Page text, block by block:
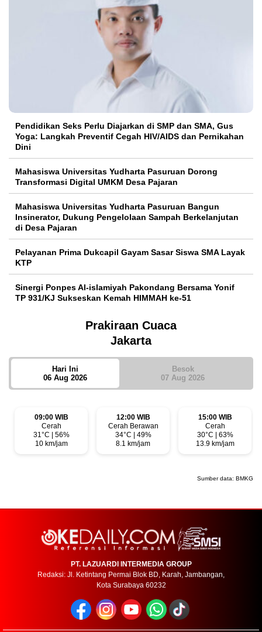
Pendidikan Seks Perlu Diajarkan di SMP dan SMA, Gus
Yoga: Langkah Preventif Cegah HIV/AIDS dan Pernikahan
Dini
Mahasiswa Universitas Yudharta Pasuruan Dorong
Transformasi Digital UMKM Desa Pajaran
Mahasiswa Universitas Yudharta Pasuruan Bangun
Insinerator, Dukung Pengelolaan Sampah Berkelanjutan
di Desa Pajaran
Pelayanan Prima Dukcapil Gayam Sasar Siswa SMA Layak
KTP
Sinergi Ponpes Al-islamiyah Pakondang Bersama Yonif
TP 931/KJ Sukseskan Kemah HIMMAH ke-51
Prakiraan Cuaca
Jakarta
Hari Ini
06 Aug 2026
Besok
07 Aug 2026
09:00 WIB
Cerah
31°C | 56%
10 km/jam
12:00 WIB
Cerah Berawan
34°C | 49%
8.1 km/jam
15:00 WIB
Cerah
30°C | 63%
13.9 km/jam
Sumber data: BMKG
PT. LAZUARDI INTERMEDIA GROUP
Redaksi: Jl. Ketintang Permai Blok BD, Karah, Jambangan,
Kota Surabaya 60232